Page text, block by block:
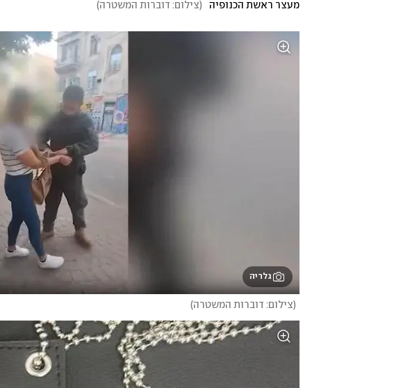
מעצר ראשת הכנופיה (צילום: דוברות המשטרה)
גלריה
(צילום: דוברות המשטרה)